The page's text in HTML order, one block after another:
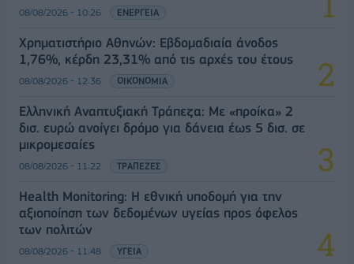
08/08/2026 - 10:26 ΕΝΕΡΓΕΙΑ
Χρηματιστήριο Αθηνών: Εβδομαδιαία άνοδος
1,76%, κέρδη 23,31% από τις αρχές του έτους
08/08/2026 - 12:36 ΟΙΚΟΝΟΜΙΑ
Ελληνική Αναπτυξιακή Τράπεζα: Με «προίκα» 2
δισ. ευρώ ανοίγει δρόμο για δάνεια έως 5 δισ. σε
μικρομεσαίες
08/08/2026 - 11:22 ΤΡΑΠΕΖΕΣ
Health Monitoring: Η εθνική υποδομή για την
αξιοποίηση των δεδομένων υγείας προς όφελος
των πολιτών
08/08/2026 - 11:48 ΥΓΕΙΑ